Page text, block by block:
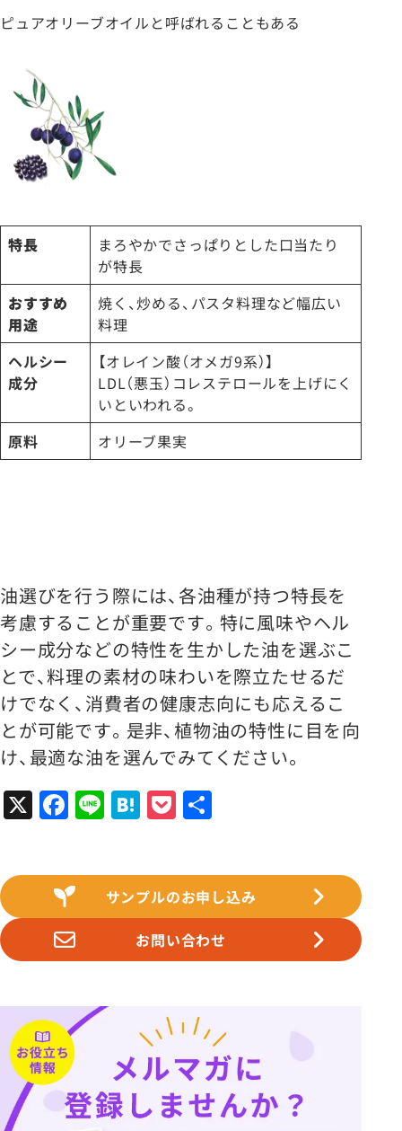
ピュアオリーブオイルと呼ばれることもある
特長
まろやかでさっぱりとした口当たり
が特長
おすすめ
用途
焼く、炒める、パスタ料理など幅広い
料理
ヘルシー
成分
【オレイン酸（オメガ9系）】
LDL（悪玉）コレステロールを上げにく
いといわれる。
原料
オリーブ果実
油選びを行う際には、各油種が持つ特長を
考慮することが重要です。特に風味やヘル
シー成分などの特性を生かした油を選ぶこ
とで、料理の素材の味わいを際立たせるだ
けでなく、消費者の健康志向にも応えるこ
とが可能です。是非、植物油の特性に目を向
け、最適な油を選んでみてください。
X Facebook
LineHatena
Pocket
サンプルのお申し込み
お問い合わせ